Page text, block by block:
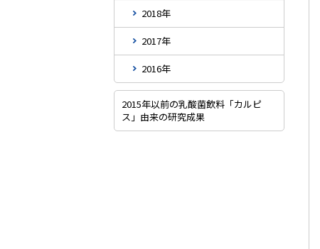
2018年
2017年
2016年
2015年以前の乳酸菌飲料「カルピ
ス」由来の研究成果